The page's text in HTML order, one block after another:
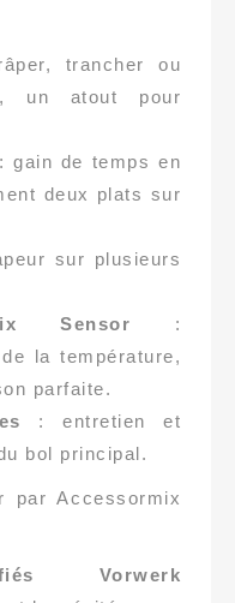
trancher ou
un atout pour
: gain de temps en
deux plats sur
sur plusieurs
Sensor :
la température,
parfaite.
: entretien et
bol principal.
par Accessormix
Vorwerk